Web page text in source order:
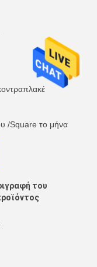
/Square το μήνα
του